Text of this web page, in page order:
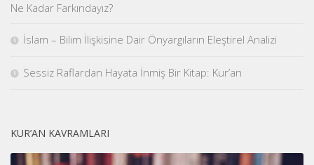
Ne Kadar Farkındayız?
İslam – Bilim İlişkisine Dair Önyargıların Eleştirel Analizi
Sessiz Raflardan Hayata İnmiş Bir Kitap: Kur’an
KUR’AN KAVRAMLARI